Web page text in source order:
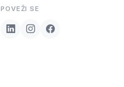
POVEŽI SE